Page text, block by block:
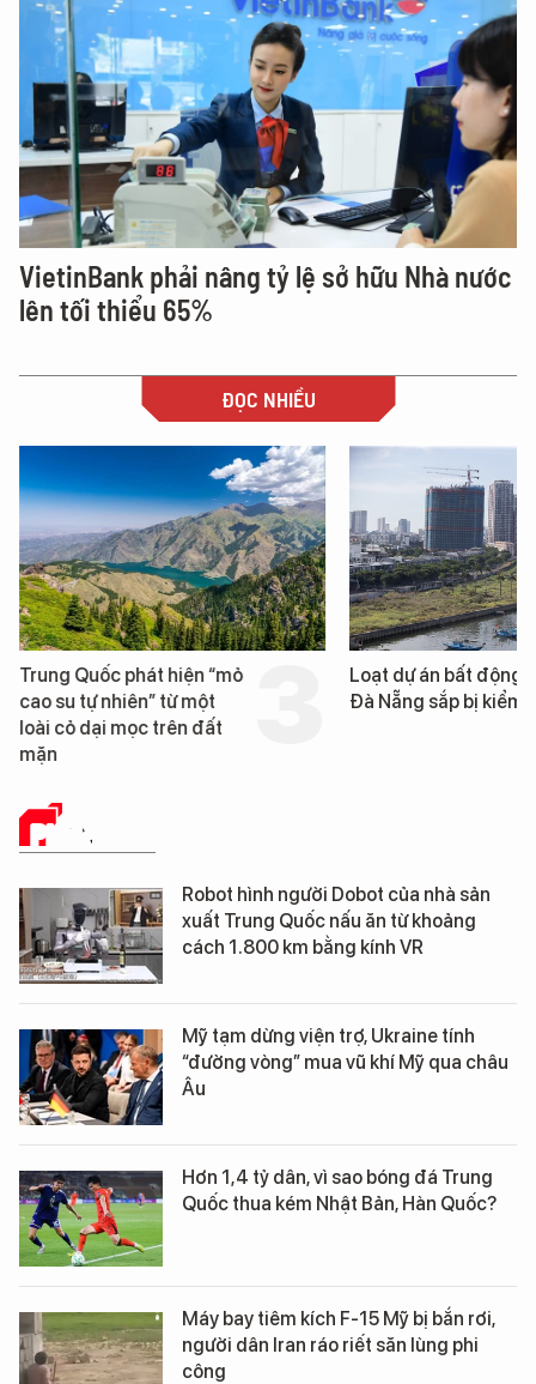
VietinBank phải nâng tỷ lệ sở hữu Nhà nước
lên tối thiểu 65%
ĐỌC NHIỀU
Trung Quốc phát hiện “mỏ
cao su tự nhiên” từ một
loài cỏ dại mọc trên đất
mặn
Loạt dự án bất động
Đà Nẵng sắp bị kiểm
PHÂN TÍCH
Robot hình người Dobot của nhà sản
xuất Trung Quốc nấu ăn từ khoảng
cách 1.800 km bằng kính VR
Mỹ tạm dừng viện trợ, Ukraine tính
“đường vòng” mua vũ khí Mỹ qua châu
Âu
Hơn 1,4 tỷ dân, vì sao bóng đá Trung
Quốc thua kém Nhật Bản, Hàn Quốc?
Máy bay tiêm kích F-15 Mỹ bị bắn rơi,
người dân Iran ráo riết săn lùng phi
công